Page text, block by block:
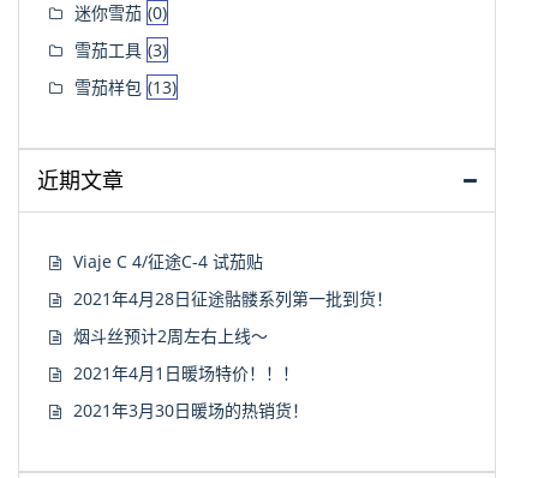
迷你雪茄 (0)
雪茄工具 (3)
雪茄样包 (13)
近期文章
Viaje C 4/征途C-4 试茄贴
2021年4月28日征途骷髅系列第一批到货！
烟斗丝预计2周左右上线～
2021年4月1日暖场特价！！！
2021年3月30日暖场的热销货！